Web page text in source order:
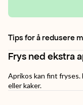
Tips for å redusere
Frys ned ekstra
Aprikos kan fint fryses.
eller kaker.